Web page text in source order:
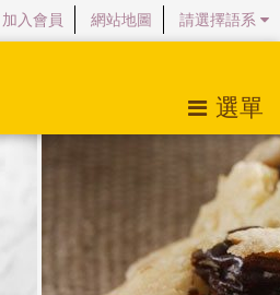
加入會員 網站地圖 請選擇語系
選單